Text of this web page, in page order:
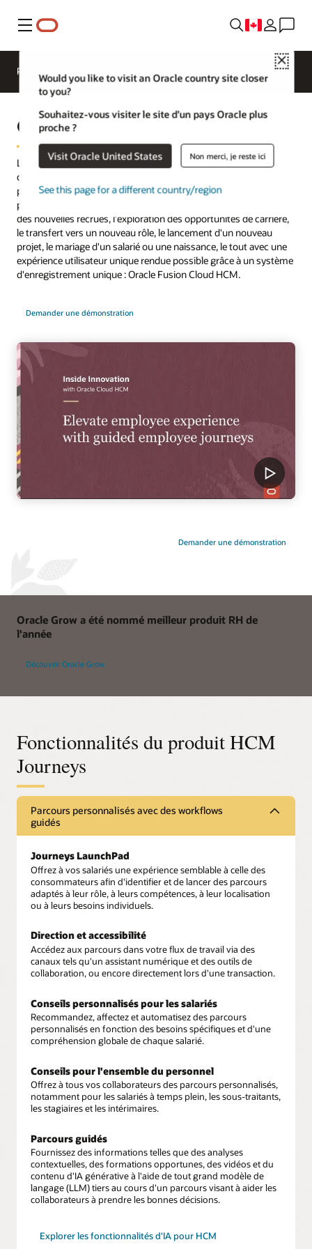
Menu
Close
Would you like to visit an Oracle country site closer
to you?
Souhaitez-vous visiter le site d’un pays Oracle plus
proche ?
Visit Oracle United States Non merci, je reste ici
See this page for a different country/region
Présentation
Demander une démonstration
Oracle Journeys
Le succès ne vient pas du jour au lendemain. Il est le fruit d'un
cheminement. Stimulez la réussite en proposant des conseils
personnalisés pour aider votre personnel grâce à des workflows
professionnels et personnels, notamment lors de l'intégration
des nouvelles recrues, l'exploration des opportunités de carrière,
le transfert vers un nouveau rôle, le lancement d'un nouveau
projet, le mariage d'un salarié ou une naissance, le tout avec une
expérience utilisateur unique rendue possible grâce à un système
d'enregistrement unique : Oracle Fusion Cloud HCM.
Demander une démonstration
Oracle Grow a été nommé meilleur produit RH de
l'année
Découvrir Oracle Grow
Fonctionnalités du produit HCM
Journeys
Parcours personnalisés avec des workflows
guidés
Journeys LaunchPad
Offrez à vos salariés une expérience semblable à celle des
consommateurs afin d'identifier et de lancer des parcours
adaptés à leur rôle, à leurs compétences, à leur localisation
ou à leurs besoins individuels.
Direction et accessibilité
Accédez aux parcours dans votre flux de travail via des
canaux tels qu'un assistant numérique et des outils de
collaboration, ou encore directement lors d'une transaction.
Conseils personnalisés pour les salariés
Recommandez, affectez et automatisez des parcours
personnalisés en fonction des besoins spécifiques et d'une
compréhension globale de chaque salarié.
Conseils pour l'ensemble du personnel
Offrez à tous vos collaborateurs des parcours personnalisés,
notamment pour les salariés à temps plein, les sous-traitants,
les stagiaires et les intérimaires.
Parcours guidés
Fournissez des informations telles que des analyses
contextuelles, des formations opportunes, des vidéos et du
contenu d'IA générative à l'aide de tout grand modèle de
langage (LLM) tiers au cours d'un parcours visant à aider les
collaborateurs à prendre les bonnes décisions.
Explorer les fonctionnalités d'IA pour HCM